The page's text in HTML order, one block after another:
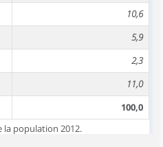
10,6
5,9
2,3
11,0
100,0
la population 2012.